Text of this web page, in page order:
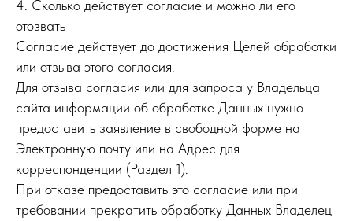
4. Сколько действует согласие и можно ли его
отозвать
Согласие действует до достижения Целей обработки
или отзыва этого согласия.
Для отзыва согласия или для запроса у Владельца
сайта информации об обработке Данных нужно
предоставить заявление в свободной форме на
Электронную почту или на Адрес для
корреспонденции (Раздел 1).
При отказе предоставить это согласие или при
требовании прекратить обработку Данных Владелец